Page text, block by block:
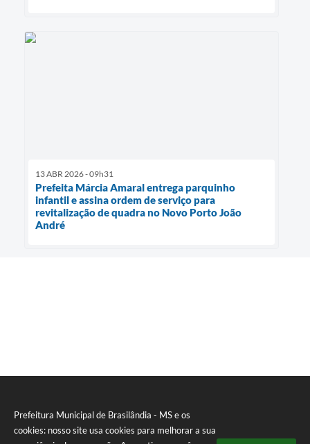
Prefeitura Municipal de Brasilândia - MS e os
cookies: nosso site usa cookies para melhorar a sua
13 ABR 2026 - 09h31
Prefeita Márcia Amaral entrega parquinho
infantil e assina ordem de serviço para
revitalização de quadra no Novo Porto João
André